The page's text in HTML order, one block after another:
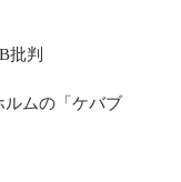
批判
ルムの「ケバブ